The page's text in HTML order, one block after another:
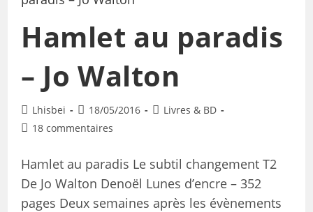
Hamlet au paradis
– Jo Walton
Lhisbei 18/05/2016
Livres & BD
18 commentaires
Hamlet au paradis Le subtil changement T2
De Jo Walton Denoël Lunes d’encre – 352
pages Deux semaines après les évènements